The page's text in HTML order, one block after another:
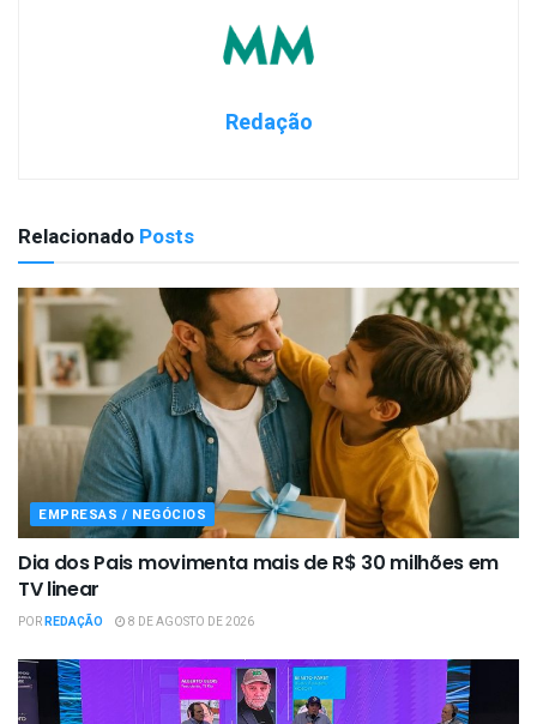
Redação
Relacionado Posts
EMPRESAS / NEGÓCIOS
Dia dos Pais movimenta mais de R$ 30 milhões em
TV linear
PORREDAÇÃO 8 DE AGOSTO DE 2026